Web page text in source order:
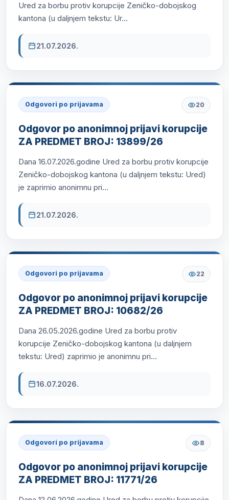
Ured za borbu protiv korupcije Zeničko-dobojskog
kantona (u daljnjem tekstu: Ur...
21.07.2026.
Odgovori po prijavama 20
Odgovor po anonimnoj prijavi korupcije
ZA PREDMET BROJ: 13899/26
Dana 16.07.2026.godine Ured za borbu protiv korupcije
Zeničko-dobojskog kantona (u daljnjem tekstu: Ured)
je zaprimio anonimnu pri...
21.07.2026.
Odgovori po prijavama 22
Odgovor po anonimnoj prijavi korupcije
ZA PREDMET BROJ: 10682/26
Dana 26.05.2026.godine Ured za borbu protiv
korupcije Zeničko-dobojskog kantona (u daljnjem
tekstu: Ured) zaprimio je anonimnu pri...
16.07.2026.
Odgovori po prijavama 8
Odgovor po anonimnoj prijavi korupcije
ZA PREDMET BROJ: 11771/26